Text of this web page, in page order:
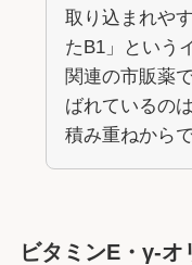
取り込まれや
たB1」という
関連の市販薬
ばれているの
積み重ねからで
ビタミンE・γ-